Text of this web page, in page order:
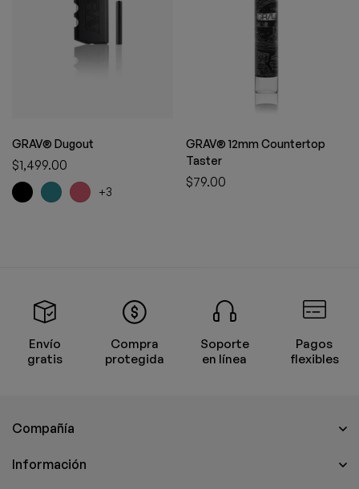
GRAV® Dugout
$1,499.00
+3
GRAV® 12mm Countertop
Taster
$79.00
Envío
gratis
Compra
protegida
Soporte
en línea
Pagos
flexibles
Compañía
Información